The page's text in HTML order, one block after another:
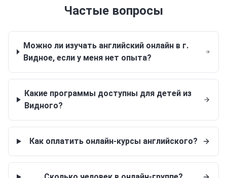
Частые вопросы
Можно ли изучать английский онлайн в г.
Видное, если у меня нет опыта?
Какие программы доступны для детей из
Видного?
Как оплатить онлайн-курсы английского?